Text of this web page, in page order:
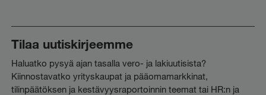
Tilaa uutiskirjeemme
Haluatko pysyä ajan tasalla vero- ja lakiuutisista?
Kiinnostavatko yrityskaupat ja pääomamarkkinat,
tilinpäätöksen ja kestävyysraportoinnin teemat tai HR:n ja